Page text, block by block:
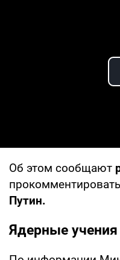
Об этом сообщают
Путин.
Ядерные учения